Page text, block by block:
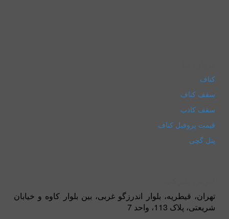
کناف
سقف کناف
سقف کاذب
قیمت پروفیل کناف
پنل گچی
تهران، قیطریه، بلوار اندرزگو غربی، بین بلوار کاوه و خیابان
شریعتی، پلاک 113، واحد 7